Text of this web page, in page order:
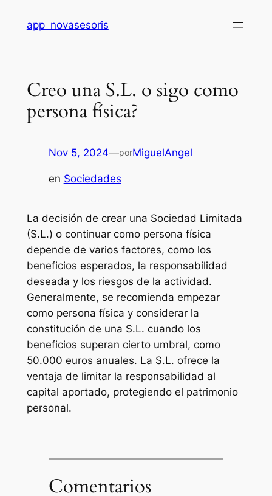
app_novasesoris
Creo una S.L. o sigo como
persona física?
Nov 5, 2024—porMiguelAngel
en Sociedades
La decisión de crear una Sociedad Limitada
(S.L.) o continuar como persona física
depende de varios factores, como los
beneficios esperados, la responsabilidad
deseada y los riesgos de la actividad.
Generalmente, se recomienda empezar
como persona física y considerar la
constitución de una S.L. cuando los
beneficios superan cierto umbral, como
50.000 euros anuales. La S.L. ofrece la
ventaja de limitar la responsabilidad al
capital aportado, protegiendo el patrimonio
personal.
Comentarios